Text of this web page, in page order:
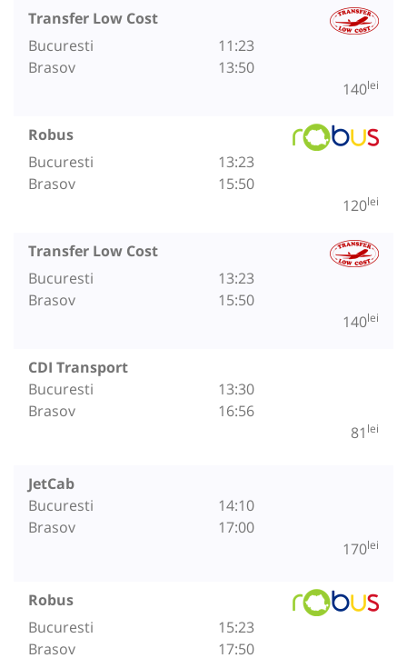
Transfer Low Cost
Bucuresti
Brasov
11:23
13:50
140lei
Robus
Bucuresti
Brasov
13:23
15:50
120lei
Transfer Low Cost
Bucuresti
Brasov
13:23
15:50
140lei
CDI Transport
Bucuresti
Brasov
13:30
16:56
81 lei
JetCab
Bucuresti
Brasov
14:10
17:00
170lei
Robus
Bucuresti
Brasov
15:23
17:50